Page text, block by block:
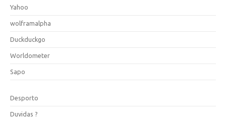
Yahoo
wolframalpha
Duckduckgo
Worldometer
Sapo
Desporto
Duvidas ?